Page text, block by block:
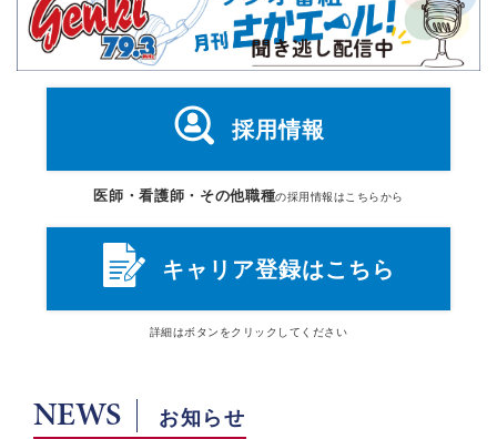
採用情報
医師・看護師・その他職種の採用情報はこちらから
キャリア登録はこちら
詳細はボタン をクリックしてください
NEWS お知らせ